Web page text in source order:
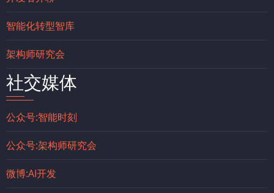
智能化转型智库
架构师研究会
社交媒体
公众号:智能时刻
公众号:架构师研究会
微博:AI开发